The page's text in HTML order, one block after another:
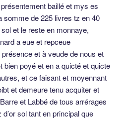
baillé et mys es
somme de 225 livres tz en 40
et le reste en monnaye,
a eue et repceue
et à veude de nous et
bien poyé et en a quicté et quicte
et ce faisant et moyennant
et demeure tenu acquiter et
et Labbé de tous arrérages
sol tant en principal que